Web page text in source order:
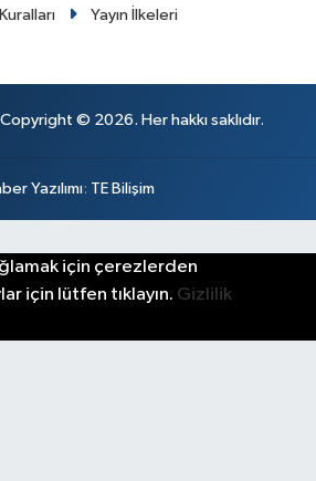
Yayın İlkeleri
Copyright © 2026. Her hakkı saklıdır.
Yazılımı: TE Bilişim
için çerezlerden
için lütfen tıklayın. Gizlilik